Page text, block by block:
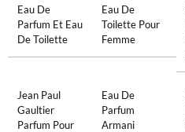
Eau De
Parfum Et Eau
De Toilette
Eau De
Toilette Pour
Femme
Jean Paul
Gaultier
Parfum Pour
Eau De
Parfum
Armani